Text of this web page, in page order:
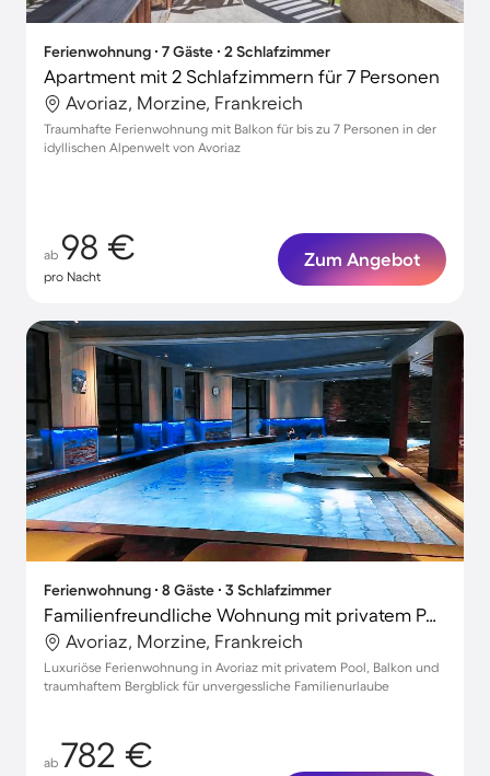
Ferienwohnung ∙ 7 Gäste ∙ 2 Schlafzimmer
Apartment mit 2 Schlafzimmern für 7 Personen
Avoriaz, Morzine, Frankreich
Traumhafte Ferienwohnung mit Balkon für bis zu 7 Personen in der
idyllischen Alpenwelt von Avoriaz
ab 98 €
pro Nacht
Zum Angebot
Ferienwohnung ∙ 8 Gäste ∙ 3 Schlafzimmer
Familienfreundliche Wohnung mit privatem Pool, Terrasse und Sauna | Bergblick | Skifahren in der Nähe | Haustiere erlaubt
Avoriaz, Morzine, Frankreich
Luxuriöse Ferienwohnung in Avoriaz mit privatem Pool, Balkon und
traumhaftem Bergblick für unvergessliche Familienurlaube
ab 782 €